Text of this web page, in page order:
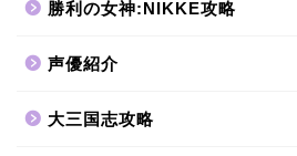
勝利の女神:NIKKE攻略
声優紹介
大三国志攻略